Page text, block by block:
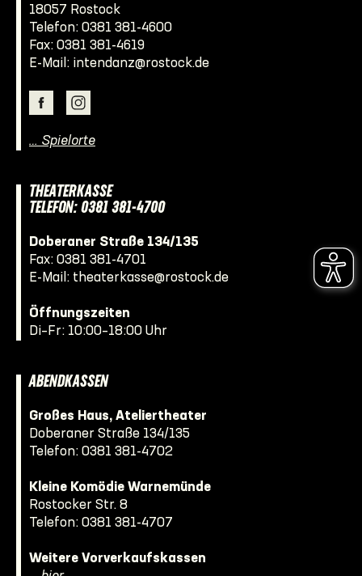
18057 Rostock
Telefon: 0381 381-4600
Fax: 0381 381-4619
E-Mail: intendanz@rostock.de
… Spielorte
THEATERKASSE
TELEFON: 0381 381-4700
Doberaner Straße 134/135
Fax: 0381 381-4701
E-Mail: theaterkasse@rostock.de
Öffnungszeiten
Di–Fr: 10:00–18:00 Uhr
ABENDKASSEN
Großes Haus, Ateliertheater
Doberaner Straße 134/135
Telefon: 0381 381-4702
Kleine Komödie Warnemünde
Rostocker Str. 8
Telefon: 0381 381-4707
Weitere Vorverkaufskassen